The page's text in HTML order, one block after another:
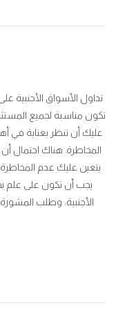
تداول الأسواق الأجنبية
تكون مناسبة لجميع
عليك أن تنظر بعناية في
المخاطرة. هناك احتمال
يتعين عليك عدم المخاطرة
يجب أن تكون على علم
الأجنبية، وطلب